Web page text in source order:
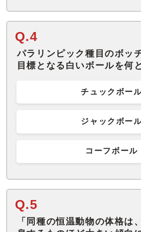
Q.4
パラリンピック種目のボッ
目標となる白いボールを何
チュックボー
ジャックボー
コーフボール
Q.5
「同種の恒温動物の体格は